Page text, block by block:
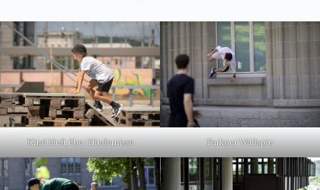
Kind läuft über Hindernisse Parkour Wallspin